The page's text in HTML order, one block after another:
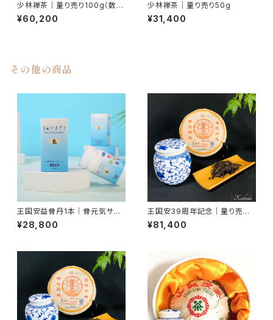
少林禅茶｜量り売り100g（数量
限定）
¥60,200
少林禅茶｜量り売り50g
¥31,400
その他の商品
王国安益骨丹1本｜骨元気サプ
リ
¥28,800
王国安39周年記念｜量り売り1
00g（数量限定）
¥81,400